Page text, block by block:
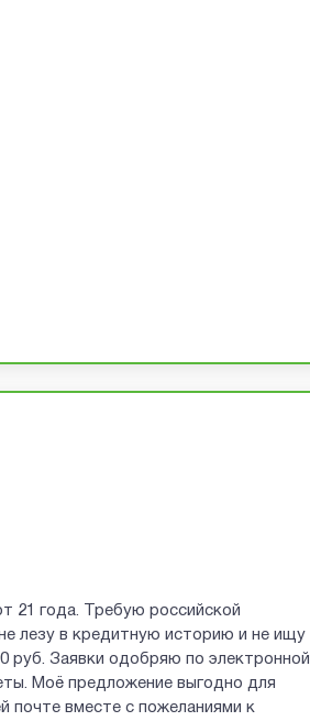
21 года. Требую российской
лезу в кредитную историю и не ищу
руб. Заявки одобряю по электронной
Моё предложение выгодно для
почте вместе с пожеланиями к